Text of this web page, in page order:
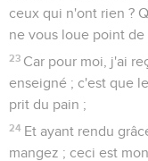
ceux qui n'ont rien ?
ne vous loue point de
23 Car pour moi, j'ai
enseigné ; c'est que
prit du pain ;
24 Et ayant rendu
mangez ; ceci est